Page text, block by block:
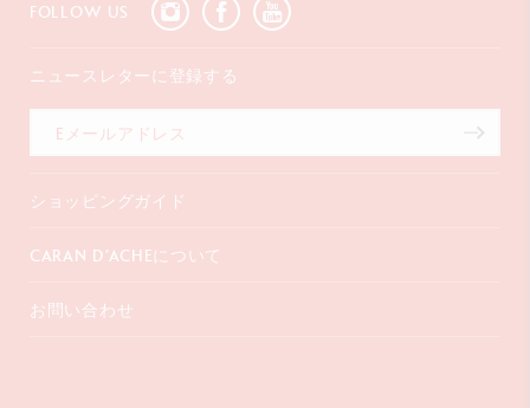
FOLLOW US
ニュースレターに登録する
ショッピングガイド
お支払いについて
コーポレートギフト
CARAN D’ACHEについて
よくあるご質問
会社概要
お問い合わせ